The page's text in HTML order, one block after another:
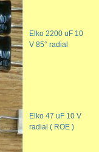
Elko 2200 uF 10
V 85° radial
Elko 47 uF 10 V
radial ( ROE )